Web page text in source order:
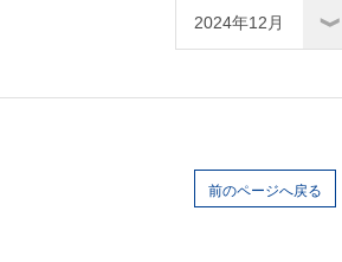
前のページへ戻る